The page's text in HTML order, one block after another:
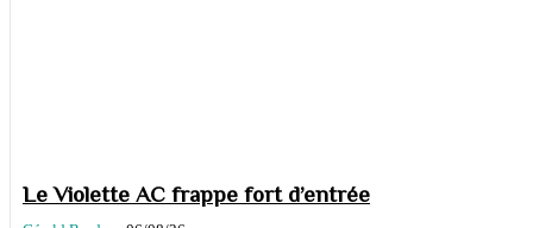
Le Violette AC frappe fort d’entrée